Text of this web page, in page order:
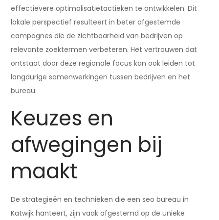
effectievere optimalisatietactieken te ontwikkelen. Dit
lokale perspectief resulteert in beter afgestemde
campagnes die de zichtbaarheid van bedrijven op
relevante zoektermen verbeteren. Het vertrouwen dat
ontstaat door deze regionale focus kan ook leiden tot
langdurige samenwerkingen tussen bedrijven en het
bureau.
Keuzes en
afwegingen bij
maakt
De strategieën en technieken die een seo bureau in
Katwijk hanteert, zijn vaak afgestemd op de unieke